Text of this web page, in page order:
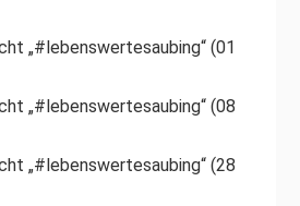
„#lebenswertesaubing“ (01
„#lebenswertesaubing“ (08
„#lebenswertesaubing“ (28